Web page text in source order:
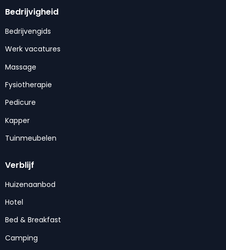
Bedrijvigheid
Bedrijvengids
Werk vacatures
Massage
Fysiotherapie
Pedicure
Kapper
Tuinmeubelen
Verblijf
Huizenaanbod
Hotel
Bed & Breakfast
Camping